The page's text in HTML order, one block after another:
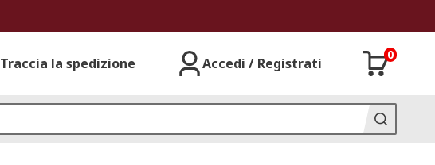
Traccia la spedizione Accedi / Registrati
0